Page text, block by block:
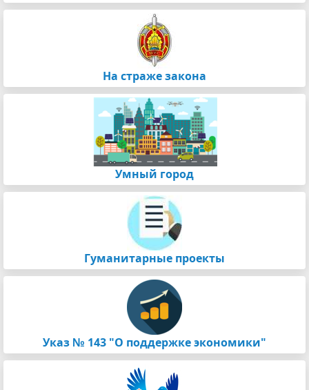
На страже закона
Умный город
Гуманитарные проекты
Указ № 143 "О поддержке экономики"